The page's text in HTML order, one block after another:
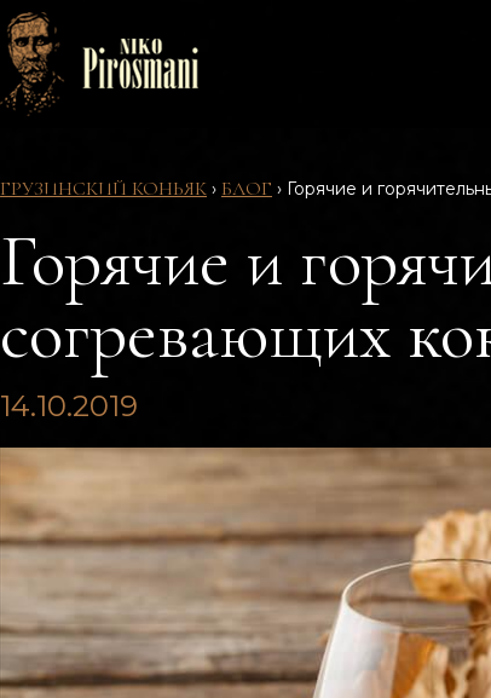
ГРУЗИНСКИЙ КОНЬЯК › БЛОГ › Горячие и
Горячие и
согревающих
14.10.2019